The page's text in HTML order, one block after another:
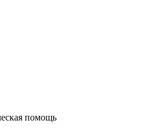
помощь